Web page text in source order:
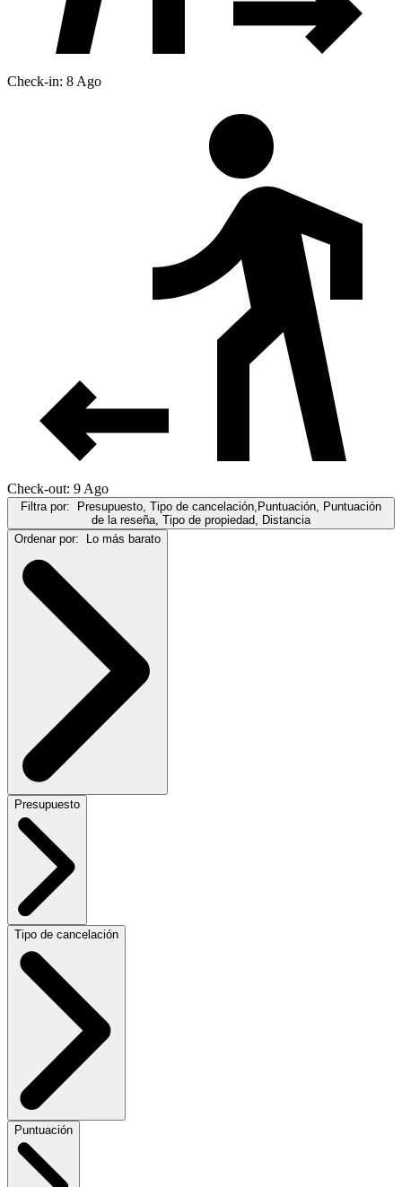
Check-in: 8 Ago
Check-out: 9 Ago
Filtra por:
Presupuesto, Tipo de cancelación,Puntuación, Puntuación
de la reseña, Tipo de propiedad, Distancia
Ordenar por:
Lo más barato
Presupuesto
Tipo de cancelación
Puntuación